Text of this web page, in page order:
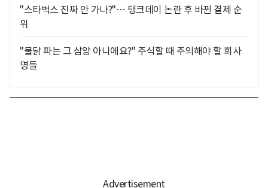
"스타벅스 진짜 안 가나?"… 탱크데이 논란 후 바뀐 결제 순
위
"불닭 파는 그 삼양 아니에요?" 주식할 때 주의해야 할 회사
명들